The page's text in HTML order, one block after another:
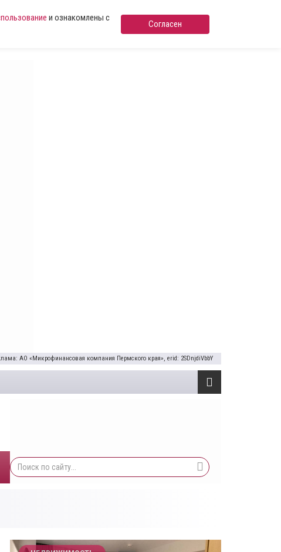
и ознакомлены с
Согласен
АО «Микрофинансовая компания Пермского края», erid: 2SDnjdiVbbY